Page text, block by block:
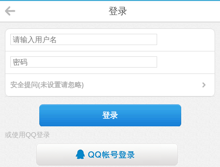
登录
安全提问(未设置请忽略)
登录
或使用QQ登录